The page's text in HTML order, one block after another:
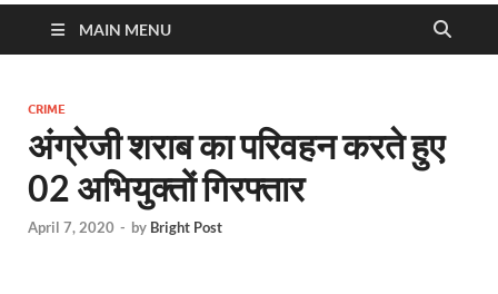
MAIN MENU
CRIME
अंग्रेजी शराब का परिवहन करते हुए
02 अभियुक्तों गिरफ्तार
April 7, 2020 - by Bright Post